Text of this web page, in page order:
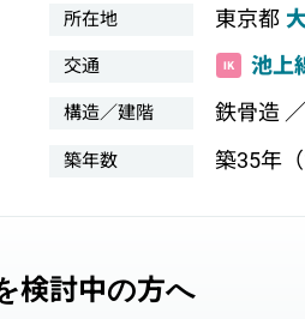
所在地 東京都
交通 池上
構造／建階 鉄骨造
築年数 築35年
検討中の方へ